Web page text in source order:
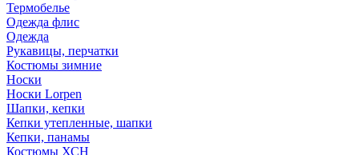
Термобелье
Одежда флис
Одежда
Рукавицы, перчатки
Костюмы зимние
Носки
Носки Lorpen
Шапки, кепки
Кепки утепленные, шапки
Кепки, панамы
Костюмы ХСН